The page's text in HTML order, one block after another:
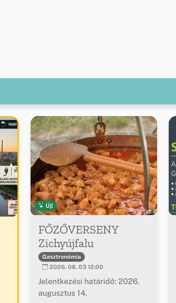
Új!
FŐZŐVERSENY
Zichyújfalu
Gasztronómia
2026. 08. 03 12:00
Jelentkezési határidő: 2026.
augusztus 14.